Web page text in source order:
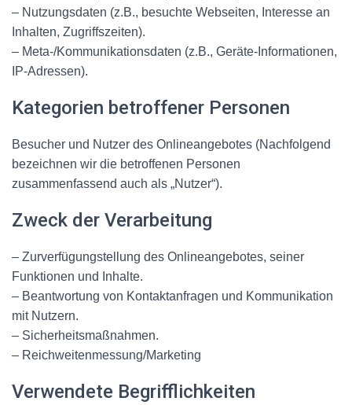
– Nutzungsdaten (z.B., besuchte Webseiten, Interesse an
Inhalten, Zugriffszeiten).
– Meta-/Kommunikationsdaten (z.B., Geräte-Informationen,
IP-Adressen).
Kategorien betroffener Personen
Besucher und Nutzer des Onlineangebotes (Nachfolgend
bezeichnen wir die betroffenen Personen
zusammenfassend auch als „Nutzer“).
Zweck der Verarbeitung
– Zurverfügungstellung des Onlineangebotes, seiner
Funktionen und Inhalte.
– Beantwortung von Kontaktanfragen und Kommunikation
mit Nutzern.
– Sicherheitsmaßnahmen.
– Reichweitenmessung/Marketing
Verwendete Begrifflichkeiten